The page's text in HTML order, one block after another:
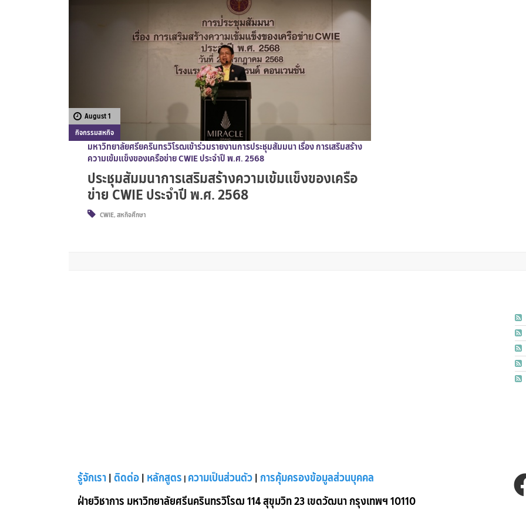
August 1
กิจกรรมสหกิจ
มหาวิทยาลัยศรียครินทรวิโรฒเข้าร่วมรายงานการประชุมสัมมนา เรื่อง การเสริมสร้าง
ความเข้มแข็งของเครือข่าย CWIE ประจำปี พ.ศ. 2568
ประชุมสัมมนาการเสริมสร้างความเข้มแข็งของเครือ
ข่าย CWIE ประจำปี พ.ศ. 2568
CWIE,สหกิจศึกษา
รู้จักเรา|ติดต่อ| หลักสูตร | ความเป็นส่วนตัว|การคุ้มครองข้อมูลส่วนบุคคล
ฝ่ายวิชาการ มหาวิทยาลัยศรีนครินทรวิโรฒ 114 สุขุมวิท 23 เขตวัฒนา กรุงเทพฯ 10110